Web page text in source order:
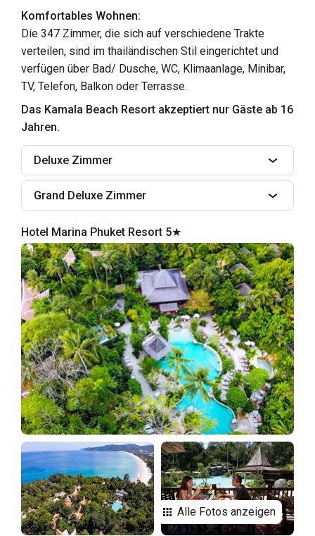
Komfortables Wohnen:
Die 347 Zimmer, die sich auf verschiedene Trakte
verteilen, sind im thailändischen Stil eingerichtet und
verfügen über Bad/ Dusche, WC, Klimaanlage, Minibar,
TV, Telefon, Balkon oder Terrasse.
Das Kamala Beach Resort akzeptiert nur Gäste ab 16
Jahren.
Deluxe Zimmer
Grand Deluxe Zimmer
Hotel Marina Phuket Resort 5★
Alle Fotos anzeigen